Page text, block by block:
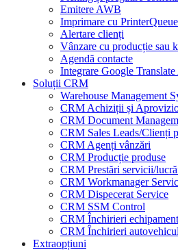
Emitere AWB
Imprimare cu
Alertare clienți
Vânzare cu producție sau
Agendă contacte
Integrare Google
Soluții CRM
Warehouse Management
CRM Achiziții și
CRM Document
CRM Sales Leads/Clienți
CRM Agenți vânzări
CRM Producție produse
CRM Prestări servicii/
CRM Workmanager
CRM Dispecerat Service
CRM SSM Control
CRM Închirieri
CRM Închirieri
Extraopțiuni